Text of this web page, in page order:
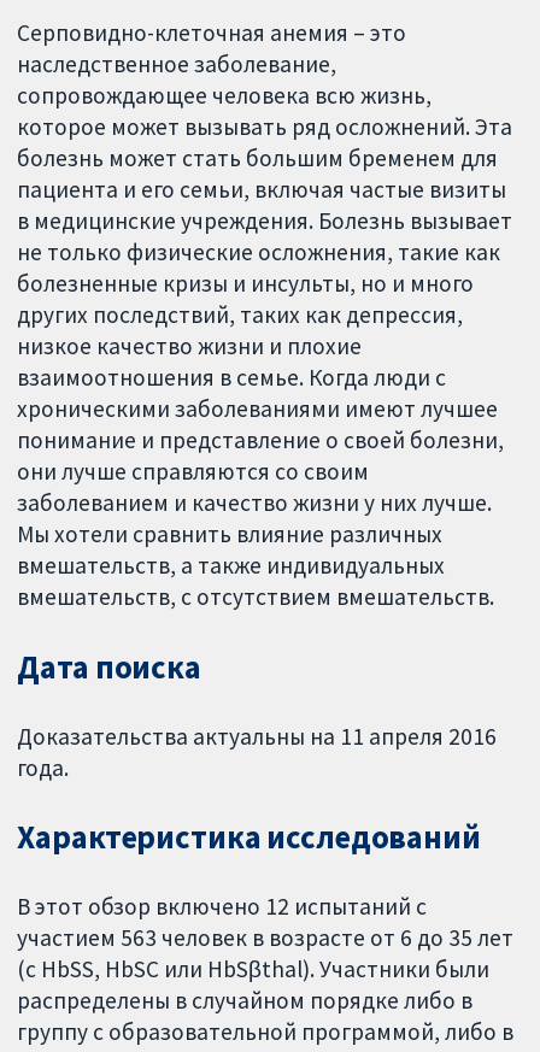
Серповидно-клеточная анемия – это
наследственное заболевание,
сопровождающее человека всю жизнь,
которое может вызывать ряд осложнений. Эта
болезнь может стать большим бременем для
пациента и его семьи, включая частые визиты
в медицинские учреждения. Болезнь вызывает
не только физические осложнения, такие как
болезненные кризы и инсульты, но и много
других последствий, таких как депрессия,
низкое качество жизни и плохие
взаимоотношения в семье. Когда люди с
хроническими заболеваниями имеют лучшее
понимание и представление о своей болезни,
они лучше справляются со своим
заболеванием и качество жизни у них лучше.
Мы хотели сравнить влияние различных
вмешательств, а также индивидуальных
вмешательств, с отсутствием вмешательств.
Дата поиска
Доказательства актуальны на 11 апреля 2016
года.
Характеристика исследований
В этот обзор включено 12 испытаний с
участием 563 человек в возрасте от 6 до 35 лет
(с HbSS, HbSC или HbSβthal). Участники были
распределены в случайном порядке либо в
группу с образовательной программой, либо в